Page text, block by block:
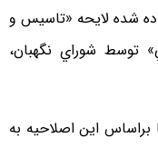
شده لايحه «تاسيس و
توسط شوراي نگهبان،
براساس اين اصلاحيه به